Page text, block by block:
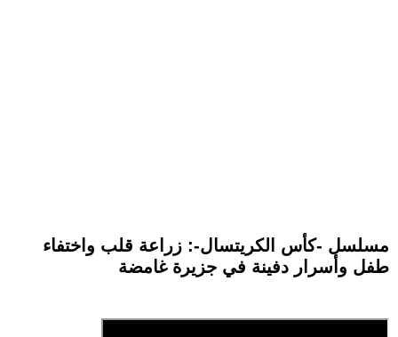
مسلسل -كأس الكريتسال-: زراعة قلب واختفاء
طفل وأسرار دفينة في جزيرة غامضة